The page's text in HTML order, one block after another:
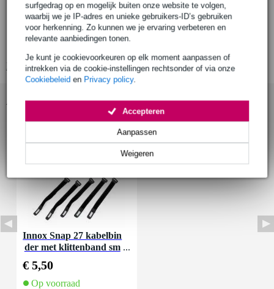
surfgedrag op en mogelijk buiten onze website te volgen,
waarbij we je IP-adres en unieke gebruikers-ID’s gebruiken
voor herkenning. Zo kunnen we je ervaring verbeteren en
relevante aanbiedingen tonen.
Je kunt je cookievoorkeuren op elk moment aanpassen of
intrekken via de cookie-instellingen rechtsonder of via onze
Cookiebeleid en Privacy policy.
Weigeren
Aanpassen
Accepteren
DC power cable voor 9V
male - male
Bekijk alle productspecificaties
Accessoires (1)
Innox Snap 27 kabelbin
der met klittenband sm
€ 5,50
Op voorraad